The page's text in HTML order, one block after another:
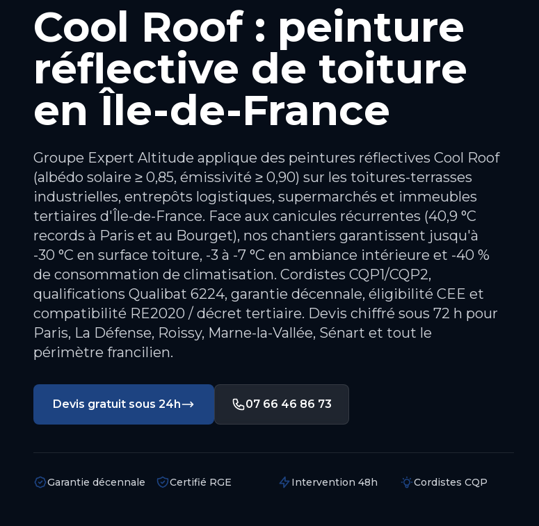
Cool Roof : peinture
réflective de toiture
en Île-de-France
Groupe Expert Altitude applique des peintures réflectives Cool Roof
(albédo solaire ≥ 0,85, émissivité ≥ 0,90) sur les toitures-terrasses
industrielles, entrepôts logistiques, supermarchés et immeubles
tertiaires d'Île-de-France. Face aux canicules récurrentes (40,9 °C
records à Paris et au Bourget), nos chantiers garantissent jusqu'à
-30 °C en surface toiture, -3 à -7 °C en ambiance intérieure et -40 %
de consommation de climatisation. Cordistes CQP1/CQP2,
qualifications Qualibat 6224, garantie décennale, éligibilité CEE et
compatibilité RE2020 / décret tertiaire. Devis chiffré sous 72 h pour
Paris, La Défense, Roissy, Marne-la-Vallée, Sénart et tout le
périmètre francilien.
Devis gratuit sous 24h 07 66 46 86 73
Garantie décennale Certifié RGE Intervention 48h Cordistes CQP